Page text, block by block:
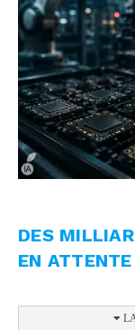
DES
EN ATTENTE